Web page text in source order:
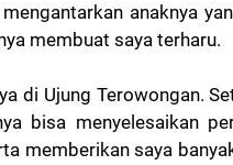
anaknya
membuat saya terharu.
di Ujung Terowongan.
bisa menyelesaikan
memberikan saya